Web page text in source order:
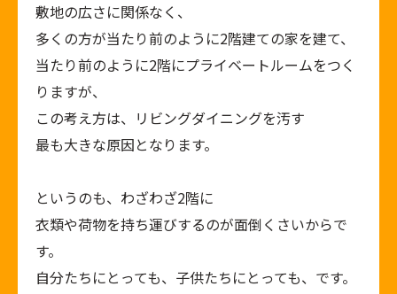
敷地の広さに関係なく、
多くの方が当たり前のように2階建ての家を建て、
当たり前のように2階にプライベートルームをつく
りますが、
この考え方は、リビングダイニングを汚す
最も大きな原因となります。
というのも、わざわざ2階に
衣類や荷物を持ち運びするのが面倒くさいからで
す。
自分たちにとっても、子供たちにとっても、です。